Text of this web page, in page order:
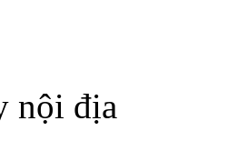
nội địa